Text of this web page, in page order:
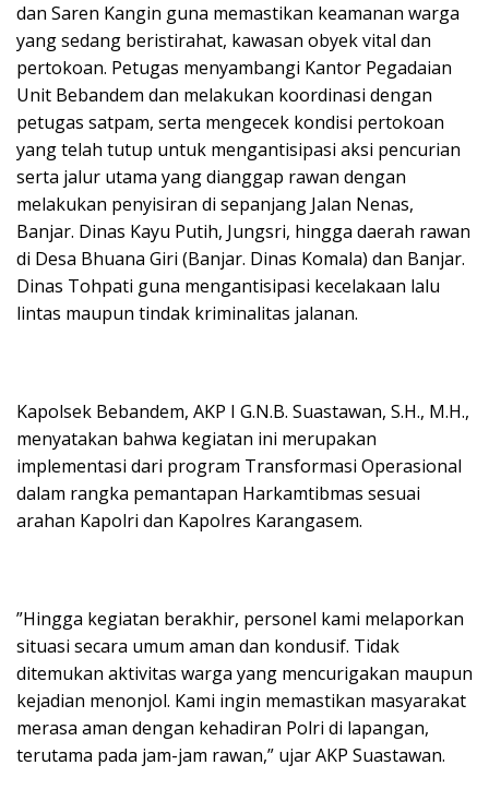
dan Saren Kangin guna memastikan keamanan warga
yang sedang beristirahat, kawasan obyek vital dan
pertokoan. Petugas menyambangi Kantor Pegadaian
Unit Bebandem dan melakukan koordinasi dengan
petugas satpam, serta mengecek kondisi pertokoan
yang telah tutup untuk mengantisipasi aksi pencurian
serta jalur utama yang dianggap rawan dengan
melakukan penyisiran di sepanjang Jalan Nenas,
Banjar. Dinas Kayu Putih, Jungsri, hingga daerah rawan
di Desa Bhuana Giri (Banjar. Dinas Komala) dan Banjar.
Dinas Tohpati guna mengantisipasi kecelakaan lalu
lintas maupun tindak kriminalitas jalanan.
​Kapolsek Bebandem, AKP I G.N.B. Suastawan, S.H., M.H.,
menyatakan bahwa kegiatan ini merupakan
implementasi dari program Transformasi Operasional
dalam rangka pemantapan Harkamtibmas sesuai
arahan Kapolri dan Kapolres Karangasem.
​”Hingga kegiatan berakhir, personel kami melaporkan
situasi secara umum aman dan kondusif. Tidak
ditemukan aktivitas warga yang mencurigakan maupun
kejadian menonjol. Kami ingin memastikan masyarakat
merasa aman dengan kehadiran Polri di lapangan,
terutama pada jam-jam rawan,” ujar AKP Suastawan.